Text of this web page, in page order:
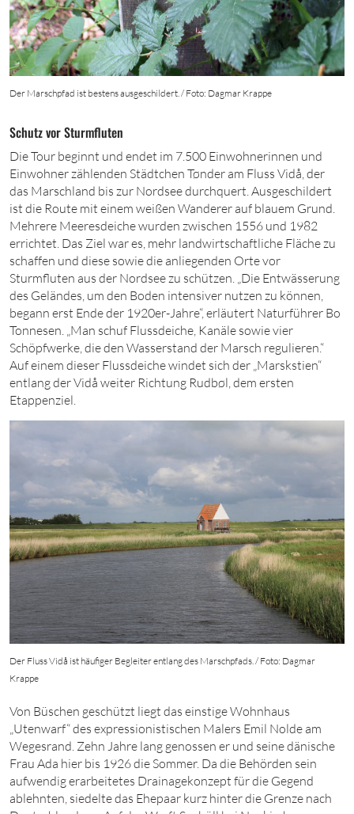
Der Marschpfad ist bestens ausgeschildert. / Foto: Dagmar Krappe
Schutz vor Sturmfluten
Die Tour beginnt und endet im 7. 500 Einwohnerinnen und
Einwohner zählenden Städtchen Tønder am Fluss Vidå, der
das Marschland bis zur Nordsee durchquert. Ausgeschildert
ist die Route mit einem weißen Wanderer auf blauem Grund.
Mehrere Meeresdeiche wurden zwischen 1556 und 1982
errichtet. Das Ziel war es, mehr landwirtschaftliche Fläche zu
schaffen und diese sowie die anliegenden Orte vor
Sturmfluten aus der Nordsee zu schützen. „Die Entwässerung
des Geländes, um den Boden intensiver nutzen zu können,
begann erst Ende der 1920er-Jahre“, erläutert Naturführer Bo
Tonnesen. „Man schuf Flussdeiche, Kanäle sowie vier
Schöpfwerke, die den Wasserstand der Marsch regulieren.“
Auf einem dieser Flussdeiche windet sich der „Marskstien“
entlang der Vidå weiter Richtung Rudbøl, dem ersten
Etappenziel.
Der Fluss Vidå ist häufiger Begleiter entlang des Marschpfads. / Foto: Dagmar
Krappe
Von Büschen geschützt liegt das einstige Wohnhaus
„Utenwarf“ des expressionistischen Malers Emil Nolde am
Wegesrand. Zehn Jahre lang genossen er und seine dänische
Frau Ada hier bis 1926die Sommer. Da die Behörden sein
aufwendig erarbeitetes Drainagekonzept für die Gegend
ablehnten, siedelte das Ehepaar kurz hinter die Grenze nach